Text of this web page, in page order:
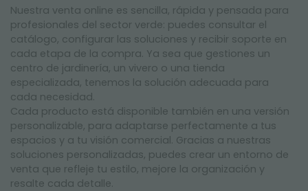
Nuestra venta online es sencilla, rápida y pensada para
profesionales del sector verde: puedes consultar el
catálogo, configurar las soluciones y recibir soporte en
cada etapa de la compra. Ya sea que gestiones un
centro de jardinería, un vivero o una tienda
especializada, tenemos la solución adecuada para
cada necesidad.
Cada producto está disponible también en una versión
personalizable, para adaptarse perfectamente a tus
espacios y a tu visión comercial. Gracias a nuestras
soluciones personalizadas, puedes crear un entorno de
venta que refleje tu estilo, mejore la organización y
resalte cada detalle.